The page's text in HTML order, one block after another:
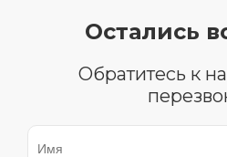
Остались
Обратитесь к